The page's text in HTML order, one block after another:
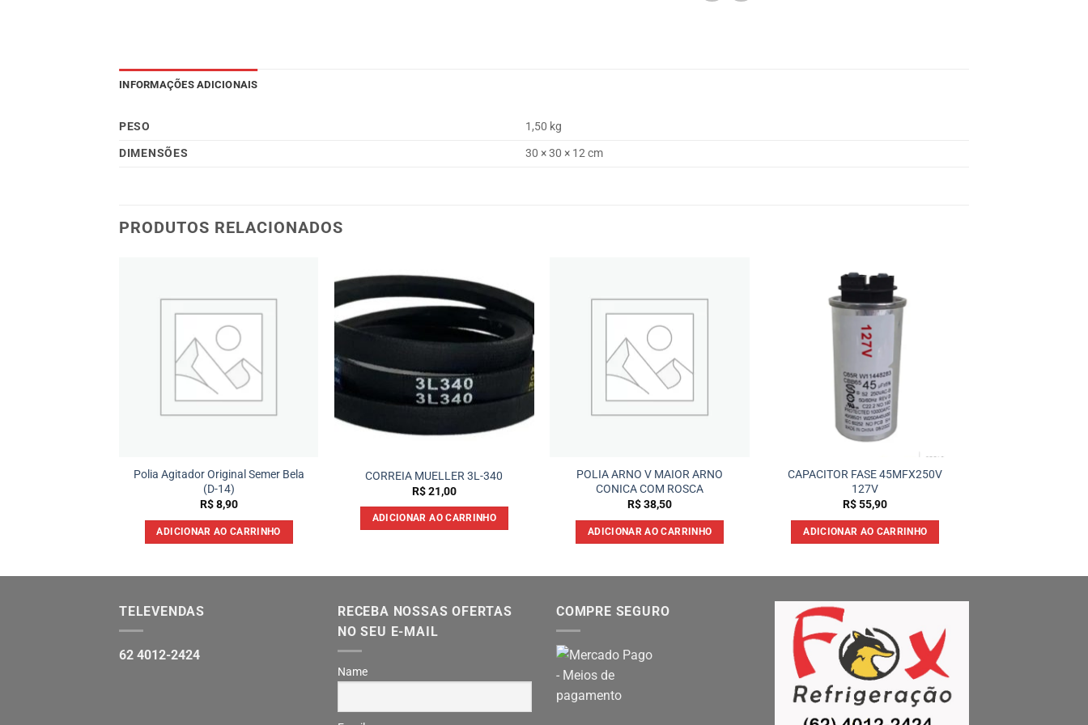
INFORMAÇÕES ADICIONAIS
PESO
1,50 kg
DIMENSÕES
30 × 30 × 12 cm
PRODUTOS RELACIONADOS
Polia Agitador Original Semer Bela
(D-14)
R$8,90
ADICIONAR AO CARRINHO
CORREIA MUELLER 3L-340
R$21,00
ADICIONAR AO CARRINHO
POLIA ARNO V MAIOR ARNO
CONICA COM ROSCA
R$38,50
ADICIONAR AO CARRINHO
CAPACITOR FASE 45MFX250V
127V
R$55,90
ADICIONAR AO CARRINHO
TELEVENDAS
62 4012-2424
RECEBA NOSSAS OFERTAS
NO SEU E-MAIL
Name
COMPRE SEGURO